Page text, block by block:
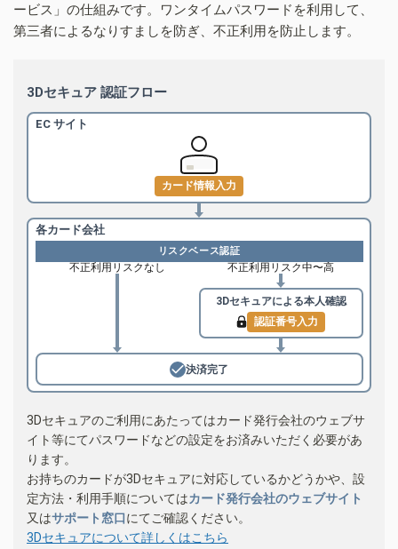
ービス」の仕組みです。ワンタイムパスワードを利用して、
第三者によるなりすましを防ぎ、不正利用を防止します。
3Dセキュア 認証フロー
EC サイト
カード情報入力
各カード会社
リスクベース認証
不正利用リスクなし 不正利用リスク中〜高
3Dセキュアによる本人確認
認証番号入力
決済完了
3Dセキュアのご利用にあたってはカード発行会社のウェブサ
イト等にてパスワードなどの設定をお済みいただく必要があ
ります。
お持ちのカードが3Dセキュアに対応しているかどうかや、設
定方法・利用手順についてはカード発行会社のウェブサイト
又はサポート窓口にてご確認ください。
3Dセキュアについて詳しくはこちら